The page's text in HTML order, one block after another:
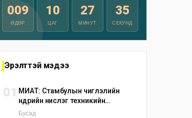
009
ӨДӨР
10
ЦАГ
27
МИНУТ
34
СЕКУНД
Эрэлттэй мэдээ
01 МИАТ: Стамбулын чиглэлийн
өнөөдрийн нислэг техникийн
шалтгаанаар цуцлагдлаа
Бусад